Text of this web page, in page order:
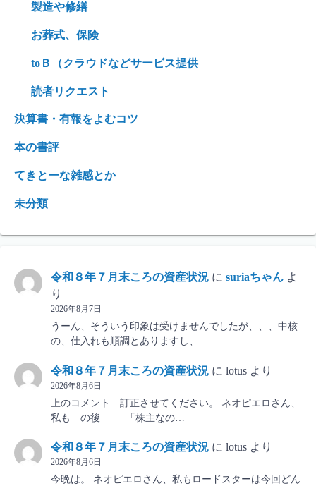
製造や修繕
お葬式、保険
toＢ（クラウドなどサービス提供
読者リクエスト
決算書・有報をよむコツ
本の書評
てきとーな雑感とか
未分類
令和８年７月末ころの資産状況 に suriaちゃん よ
り
2026年8月7日
うーん、そういう印象は受けませんでしたが、、、中核
の、仕入れも順調とありますし、…
令和８年７月末ころの資産状況 に lotus より
2026年8月6日
上のコメント 訂正させてください。 ネオピエロさん、
私も の後 「株主なの…
令和８年７月末ころの資産状況 に lotus より
2026年8月6日
今晩は。 ネオピエロさん、私もロードスターは今回どん